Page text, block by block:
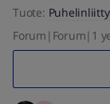
Tuote:
Forum|Forum|1